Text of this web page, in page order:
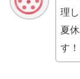
理
夏
す！